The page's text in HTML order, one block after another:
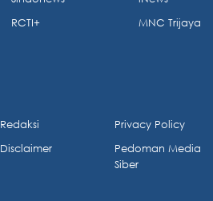
RCTI+
MNC Trijaya
Redaksi
Disclaimer
Privacy Policy
Pedoman Media
Siber